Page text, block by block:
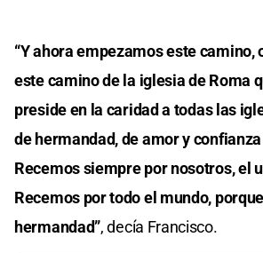
“Y ahora empezamos este camino,
este camino de la iglesia de Roma
preside en la caridad a todas las
de hermandad, de amor y
Recemos siempre por nosotros, el
Recemos por todo el mundo,
hermandad”, decía Francisco.